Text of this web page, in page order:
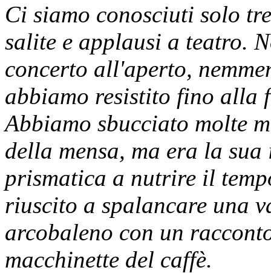
Ci siamo conosciuti solo
salite e applausi a teatro.
concerto all'aperto,
abbiamo resistito fino alla
Abbiamo sbucciato molte
della mensa, ma era la
prismatica a nutrire il
riuscito a spalancare una
arcobaleno con un
macchinette del caffè.